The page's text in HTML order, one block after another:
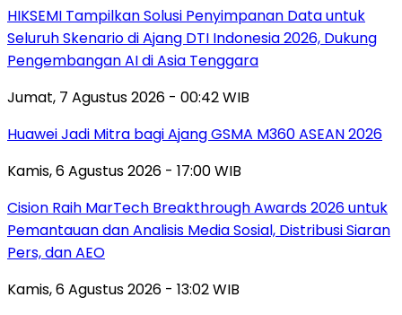
HIKSEMI Tampilkan Solusi Penyimpanan Data untuk
Seluruh Skenario di Ajang DTI Indonesia 2026, Dukung
Pengembangan AI di Asia Tenggara
Jumat, 7 Agustus 2026 - 00:42 WIB
Huawei Jadi Mitra bagi Ajang GSMA M360 ASEAN 2026
Kamis, 6 Agustus 2026 - 17:00 WIB
Cision Raih MarTech Breakthrough Awards 2026 untuk
Pemantauan dan Analisis Media Sosial, Distribusi Siaran
Pers, dan AEO
Kamis, 6 Agustus 2026 - 13:02 WIB